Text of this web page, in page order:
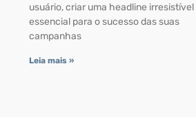
usuário, criar uma headline irresistível
essencial para o sucesso das suas
campanhas
Leia mais »